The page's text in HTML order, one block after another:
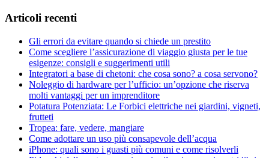
Articoli recenti
Gli errori da evitare quando si chiede un prestito
Come scegliere l’assicurazione di viaggio giusta per le tue
esigenze: consigli e suggerimenti utili
Integratori a base di chetoni: che cosa sono? a cosa servono?
Noleggio di hardware per l’ufficio: un’opzione che riserva
molti vantaggi per un imprenditore
Potatura Potenziata: Le Forbici elettriche nei giardini, vigneti,
frutteti
Tropea: fare, vedere, mangiare
Come adottare un uso più consapevole dell’acqua
iPhone: quali sono i guasti più comuni e come risolverli